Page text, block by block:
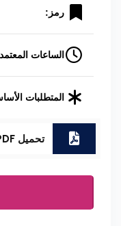
رمز:
الساعات
المتطلبات
تحميل PDF